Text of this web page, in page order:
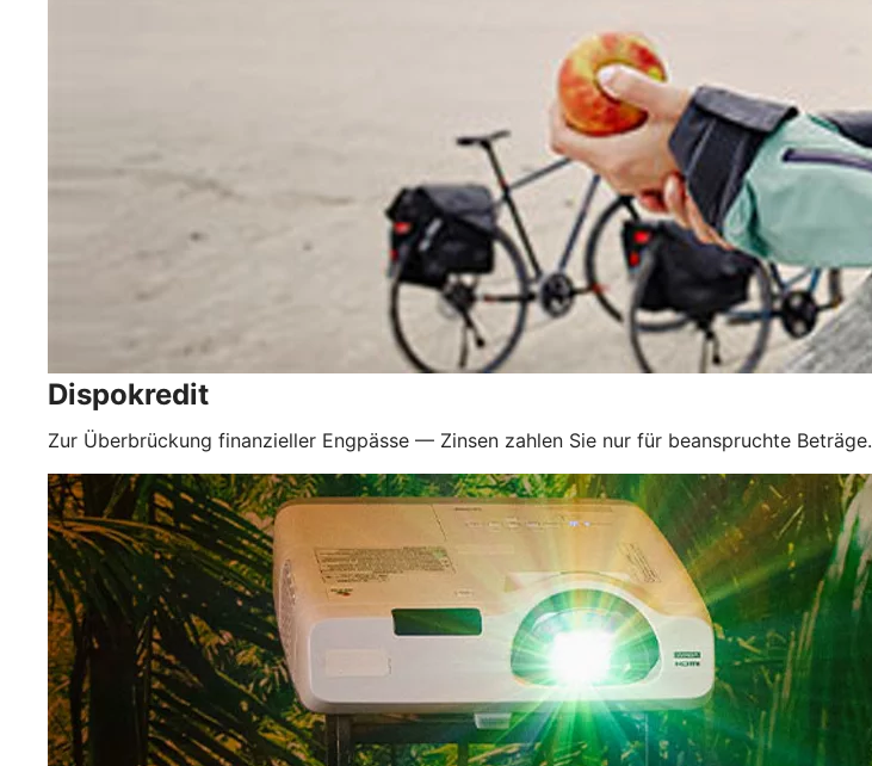
Dispokredit
Zur Überbrückung finanzieller Engpässe — Zinsen zahlen Sie nur für beanspruchte Beträge.